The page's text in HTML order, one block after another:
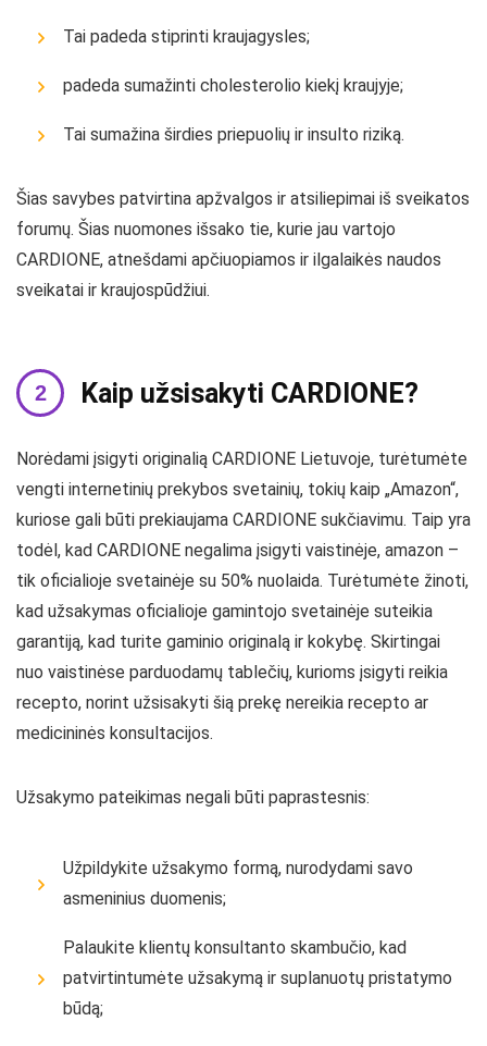
Tai padeda stiprinti kraujagysles;
padeda sumažinti cholesterolio kiekį kraujyje;
Tai sumažina širdies priepuolių ir insulto riziką.
Šias savybes patvirtina apžvalgos ir atsiliepimai iš sveikatos
forumų. Šias nuomones išsako tie, kurie jau vartojo
CARDIONE, atnešdami apčiuopiamos ir ilgalaikės naudos
sveikatai ir kraujospūdžiui.
Kaip užsisakyti CARDIONE?
Norėdami įsigyti originalią CARDIONE Lietuvoje, turėtumėte
vengti internetinių prekybos svetainių, tokių kaip „Amazon“,
kuriose gali būti prekiaujama CARDIONE sukčiavimu. Taip yra
todėl, kad CARDIONE negalima įsigyti vaistinėje, amazon –
tik oficialioje svetainėje su 50% nuolaida. Turėtumėte žinoti,
kad užsakymas oficialioje gamintojo svetainėje suteikia
garantiją, kad turite gaminio originalą ir kokybę. Skirtingai
nuo vaistinėse parduodamų tablečių, kurioms įsigyti reikia
recepto, norint užsisakyti šią prekę nereikia recepto ar
medicininės konsultacijos.
Užsakymo pateikimas negali būti paprastesnis:
Užpildykite užsakymo formą, nurodydami savo
asmeninius duomenis;
Palaukite klientų konsultanto skambučio, kad
patvirtintumėte užsakymą ir suplanuotų pristatymo
būdą;